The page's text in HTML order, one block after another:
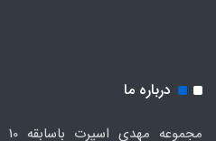
درباره ما